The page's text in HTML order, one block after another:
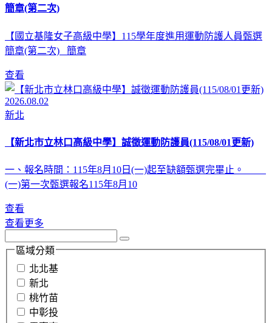
簡章(第二次)
【國立基隆女子高級中學】115學年度進用運動防護人員甄選
簡章(第二次) 簡章
查看
2026.08.02
新北
【新北市立林口高級中學】誠徵運動防護員(115/08/01更新)
一、報名時間：115年8月10日(一)起至缺額甄選完畢止。
(一)第一次甄選報名115年8月10
查看
查看更多
區域分類
北北基
新北
桃竹苗
中彰投